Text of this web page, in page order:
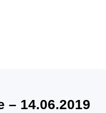
– 14.06.2019